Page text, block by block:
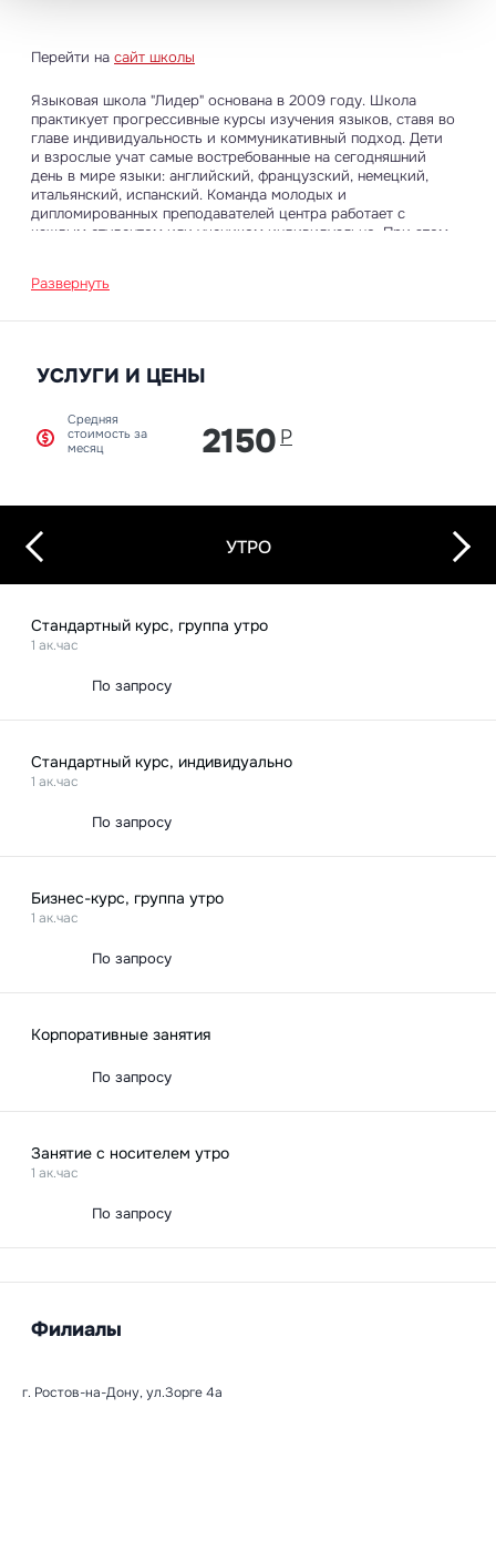
Перейти на сайт школы
Языковая школа "Лидер" основана в 2009 году. Школа
практикует прогрессивные курсы изучения языков, ставя во
главе индивидуальность и коммуникативный подход. Дети
и взрослые учат самые востребованные на сегодняшний
день в мире языки: английский, французский, немецкий,
итальянский, испанский. Команда молодых и
дипломированных преподавателей центра работает с
каждым студентом или учеником индивидуально. При этом
коммуникативный подход.
начиная говорить на изучаемом языке. Каждый урок –
насыщенный событиями и знаниями отрезок, интересный и
одновременное изучение всех базовых навыков – речи,
чтению, письму и аудированию.
образовательно-развлекательным уклоном. Разговорный
увлекательные уроки «Игромании» и многое другое.
Лишняя практика никогда не повредит, тем более, что
посещать все занятия студенты могут совершенно
Развернуть
УСЛУГИ И ЦЕНЫ
Средняя
стоимость за
месяц
2150 Р
Previous УТРО
Стандартный курс, группа утро
1 ак.час
По запросу
Стандартный курс, индивидуально
1 ак.час
По запросу
Бизнес-курс, группа утро
1 ак.час
По запросу
Корпоративные занятия
По запросу
Занятие с носителем утро
1 ак.час
По запросу
Next
Филиалы
г. Ростов-на-Дону, ул.Зорге 4а